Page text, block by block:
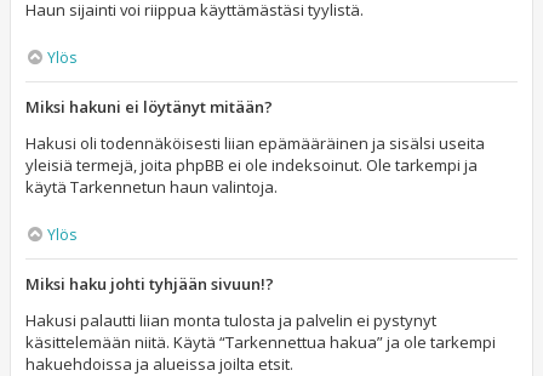
Haun sijainti voi riippua käyttämästäsi tyylistä.
Ylös
Miksi hakuni ei löytänyt mitään?
Hakusi oli todennäköisesti liian epämääräinen ja sisälsi useita
yleisiä termejä, joita phpBB ei ole indeksoinut. Ole tarkempi ja
käytä Tarkennetun haun valintoja.
Ylös
Miksi haku johti tyhjään sivuun!?
Hakusi palautti liian monta tulosta ja palvelin ei pystynyt
käsittelemään niitä. Käytä “Tarkennettua hakua” ja ole tarkempi
hakuehdoissa ja alueissa joilta etsit.